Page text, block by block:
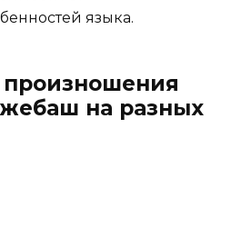
языка.
на разных